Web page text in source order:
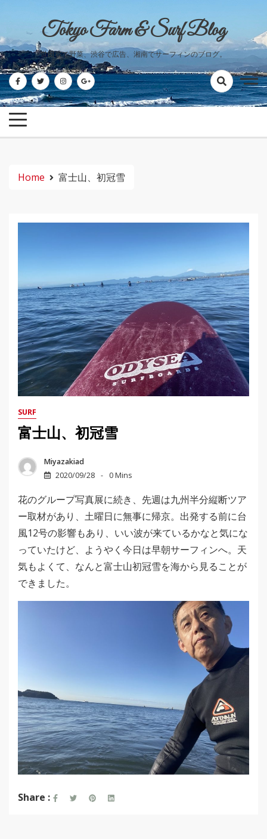
content
Tokyo Farm & Surf Blog
世田谷で野菜、渋谷で広告、湘南でサーフィンのブログ。
Home 富士山、初冠雪
SURF
富士山、初冠雪
Miyazakiad
2020/09/28
0 Mins
花のグループ写真展に続き、先週は九州半分縦断ツア
ー取材があり、土曜日に無事に帰京。出発する前に台
風12号の影響もあり、いい波が来ているかなと気にな
っていたけど、ようやく今日は早朝サーフィンへ。天
気もよくて、なんと富士山初冠雪を海から見ることが
できました。
Share :